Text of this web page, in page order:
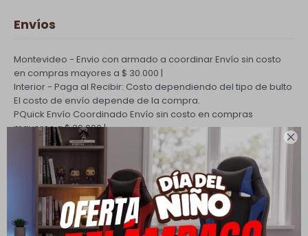

Envíos
Montevideo - Envio con armado a coordinarEnvío sin costo
en compras mayores a $ 30.000 |
Interior - Paga al Recibir: Costo dependiendo del tipo de bulto
El costo de envío depende de la compra.
PQuick Envío Coordinado Envío sin costo en compras
mayores a $ 30.000 |
Cambios y Devoluciones
Todas las compras realizadas tienen un plazo de 5 días para
su cambio.
Ver mas